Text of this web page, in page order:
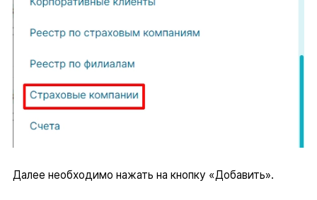
Далее необходимо нажать на кнопку «Добавить».